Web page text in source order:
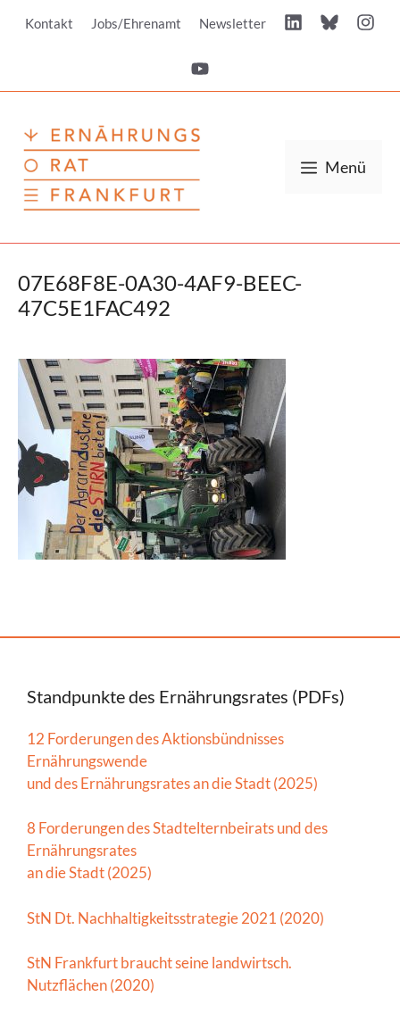
InhaltKontakt Jobs/Ehrenamt Newsletter
Menü
07E68F8E-0A30-4AF9-BEEC-
47C5E1FAC492
Standpunkte des Ernährungsrates (PDFs)
12 Forderungen des Aktionsbündnisses
Ernährungswende
und des Ernährungsrates an die Stadt (2025)
8 Forderungen des Stadtelternbeirats und des
Ernährungsrates
an die Stadt (2025)
StN Dt. Nachhaltigkeitsstrategie 2021 (2020)
StN Frankfurt braucht seine landwirtsch.
Nutzflächen (2020)